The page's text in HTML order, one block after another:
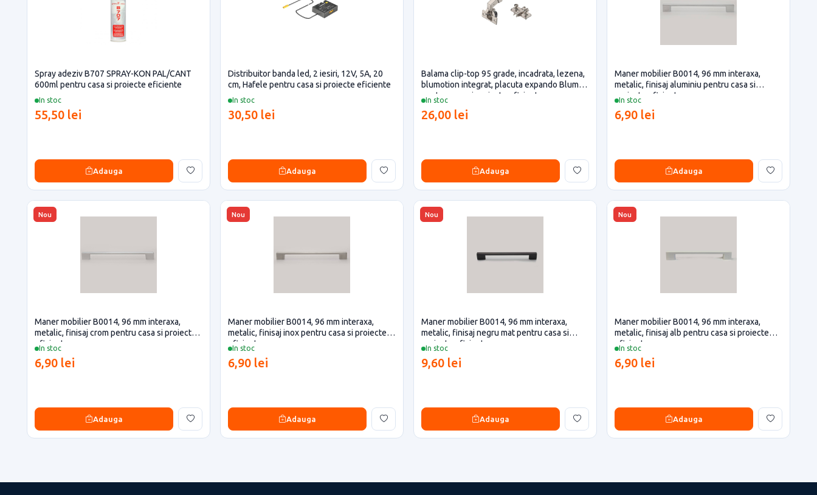
In stoc
Spray adeziv B707 SPRAY-KON PAL/CANT
600ml pentru casa si proiecte eficiente
55,50 lei
Adauga
In stoc
Distribuitor banda led, 2 iesiri, 12V, 5A, 20
cm, Hafele pentru casa si proiecte eficiente
30,50 lei
Adauga
In stoc
Balama clip-top 95 grade, incadrata, lezena,
blumotion integrat, placuta expando Blum
pentru casa si proiecte eficiente
26,00 lei
Adauga
In stoc
Maner mobilier B0014, 96 mm interaxa,
metalic, finisaj aluminiu pentru casa si
proiecte eficiente
6,90 lei
Adauga
Nou
In stoc
Maner mobilier B0014, 96 mm interaxa,
metalic, finisaj crom pentru casa si proiecte
eficiente
6,90 lei
Adauga
Nou
In stoc
Maner mobilier B0014, 96 mm interaxa,
metalic, finisaj inox pentru casa si proiecte
eficiente
6,90 lei
Adauga
Nou
In stoc
Maner mobilier B0014, 96 mm interaxa,
metalic, finisaj negru mat pentru casa si
proiecte eficiente
9,60 lei
Adauga
Nou
In stoc
Maner mobilier B0014, 96 mm interaxa,
metalic, finisaj alb pentru casa si proiecte
eficiente
6,90 lei
Adauga